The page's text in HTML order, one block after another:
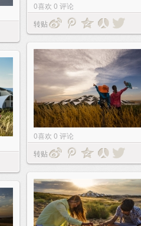
0喜欢 0 评论
转贴
0喜欢 0 评论
转贴